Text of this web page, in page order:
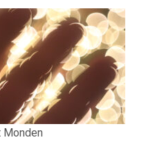
Monden